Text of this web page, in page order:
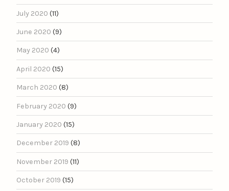
July 2020 (11)
June 2020 (9)
May 2020 (4)
April 2020 (15)
March 2020 (8)
February 2020 (9)
January 2020 (15)
December 2019 (8)
November 2019 (11)
October 2019 (15)